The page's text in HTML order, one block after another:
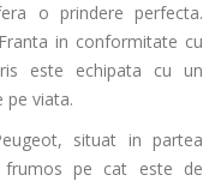
o prindere perfecta.
in conformitate cu
este echipata cu un
pe viata.
situat in partea
pe cat este de